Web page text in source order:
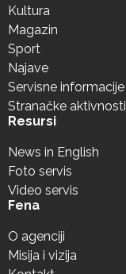
Kultura
Magazin
Sport
Najave
Servisne informacije
Stranačke aktivnosti
Resursi
News in English
Foto servis
Video servis
Fena
O agenciji
Misija i vizija